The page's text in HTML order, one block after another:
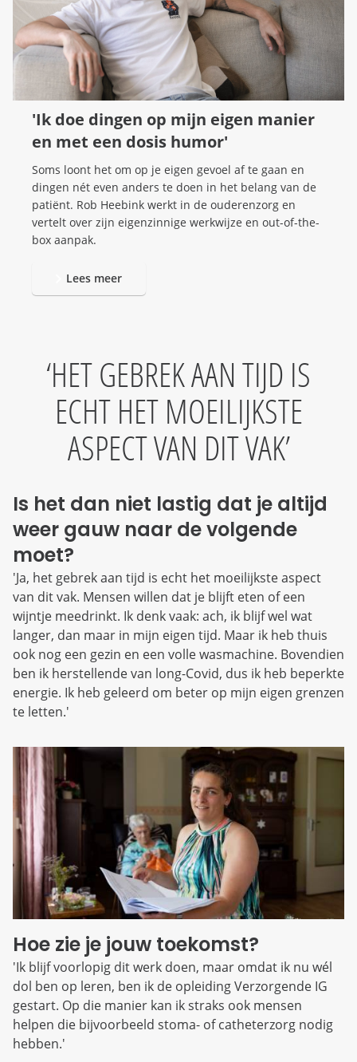
'Ik doe dingen op mijn eigen manier
en met een dosis humor'
Soms loont het om op je eigen gevoel af te gaan en
dingen nét even anders te doen in het belang van de
patiënt. Rob Heebink werkt in de ouderenzorg en
vertelt over zijn eigenzinnige werkwijze en out-of-the-
box aanpak.
Lees meer
HET GEBREK AAN TIJD IS
ECHT HET MOEILIJKSTE
ASPECT VAN DIT VAK
Is het dan niet lastig dat je altijd
weer gauw naar de volgende
moet?
'Ja, het gebrek aan tijd is echt het moeilijkste aspect
van dit vak. Mensen willen dat je blijft eten of een
wijntje meedrinkt. Ik denk vaak: ach, ik blijf wel wat
langer, dan maar in mijn eigen tijd. Maar ik heb thuis
ook nog een gezin en een volle wasmachine. Bovendien
ben ik herstellende van long-Covid, dus ik heb beperkte
energie. Ik heb geleerd om beter op mijn eigen grenzen
te letten.'
Hoe zie je jouw toekomst?
'Ik blijf voorlopig dit werk doen, maar omdat ik nu wél
dol ben op leren, ben ik de opleiding Verzorgende IG
gestart. Op die manier kan ik straks ook mensen
helpen die bijvoorbeeld stoma- of catheterzorg nodig
hebben.'